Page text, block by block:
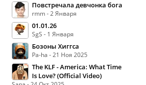
Повстречала девчонка бога
rmm - 2 Января
01.01.26
SgS - 1 Января
Бозоны Хиггса
Pa-ha - 21 Ноя 2025
The KLF - America: What Time
Is Love? (Official Video)